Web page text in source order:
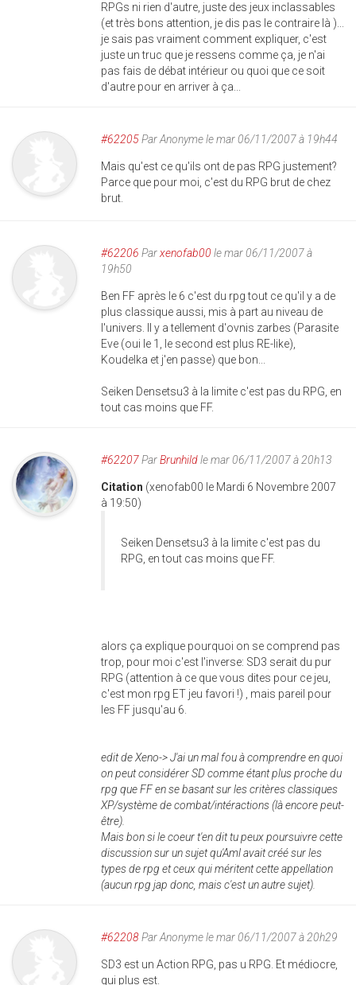
RPGs ni rien d'autre, juste des jeux inclassables
(et très bons attention, je dis pas le contraire là )...
je sais pas vraiment comment expliquer, c'est
juste un truc que je ressens comme ça, je n'ai
pas fais de débat intérieur ou quoi que ce soit
d'autre pour en arriver à ça...
#62205ParAnonymele mar 06/11/2007 à 19h44
Mais qu'est ce qu'ils ont de pas RPG justement?
Parce que pour moi, c'est du RPG brut de chez
brut.
#62206 Parxenofab00 le mar 06/11/2007 à
19h50
Ben FF après le 6 c'est du rpg tout ce qu'il y a de
plus classique aussi, mis à part au niveau de
l'univers. Il y a tellement d'ovnis zarbes (Parasite
Eve (oui le 1, le second est plus RE-like),
Koudelka et j'en passe) que bon...
Seiken Densetsu3 à la limite c'est pas du RPG, en
tout cas moins que FF.
#62207ParBrunhildle mar 06/11/2007 à 20h13
Citation (xenofab00 le Mardi 6 Novembre 2007
à 19:50)
Seiken Densetsu3 à la limite c'est pas du
RPG, en tout cas moins que FF.
alors ça explique pourquoi on se comprend pas
trop, pour moi c'est l'inverse: SD3 serait du pur
RPG (attention à ce que vous dites pour ce jeu,
c'est mon rpg ET jeu favori !) , mais pareil pour
les FF jusqu'au 6.
edit de Xeno-> J'ai un mal fou à comprendre en quoi
on peut considérer SD comme étant plus proche du
rpg que FF en se basant sur les critères classiques
XP/système de combat/intéractions (là encore peut-
être).
Mais bon si le coeur t'en dit tu peux poursuivre cette
discussion sur un sujet qu'Aml avait créé sur les
types de rpg et ceux qui méritent cette appellation
(aucun rpg jap donc, mais c'est un autre sujet).
#62208ParAnonymele mar 06/11/2007 à 20h29
SD3 est un Action RPG, pas u RPG. Et médiocre,
qui plus est.